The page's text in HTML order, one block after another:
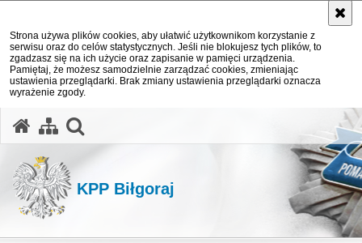
Strona używa plików cookies, aby ułatwić użytkownikom korzystanie z
serwisu oraz do celów statystycznych. Jeśli nie blokujesz tych plików, to
zgadzasz się na ich użycie oraz zapisanie w pamięci urządzenia.
Pamiętaj, że możesz samodzielnie zarządzać cookies, zmieniając
ustawienia przeglądarki. Brak zmiany ustawienia przeglądarki oznacza
wyrażenie zgody.
KPP Biłgoraj